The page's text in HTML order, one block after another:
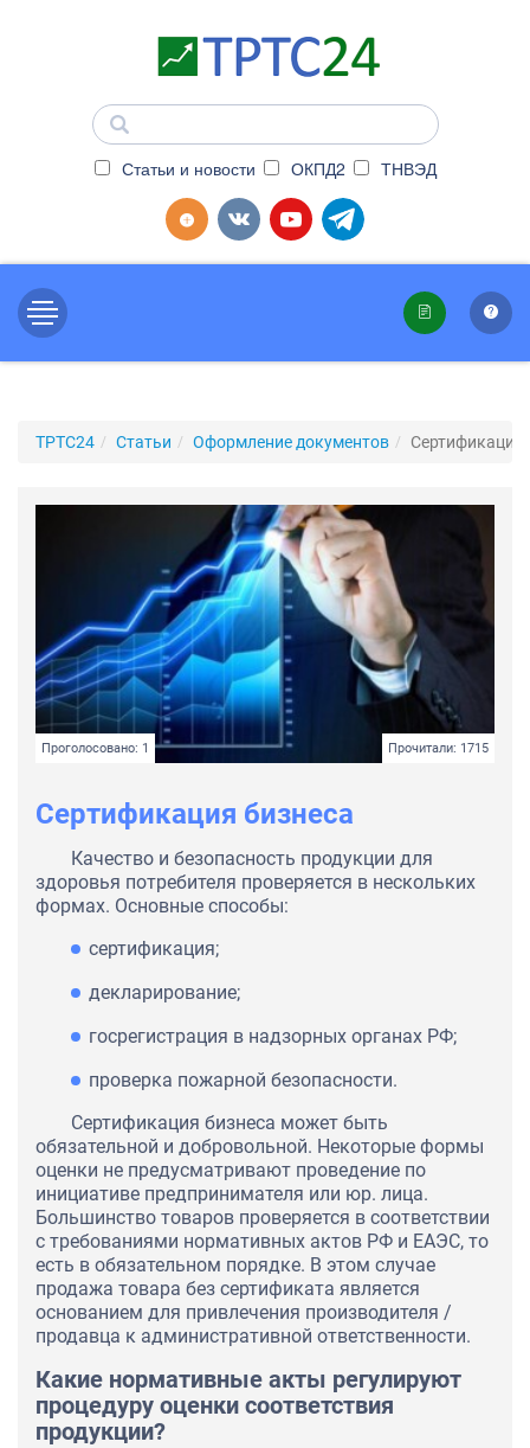
Статьи и новости ОКПД2 ТНВЭД
ТРТС24 Статьи Оформление документов Сертификация
Проголосовано: 1 Прочитали: 1715
Сертификация бизнеса
Качество и безопасность продукции для
здоровья потребителя проверяется в нескольких
формах. Основные способы:
сертификация;
декларирование;
госрегистрация в надзорных органах РФ;
проверка пожарной безопасности.
Сертификация бизнеса может быть
обязательной и добровольной. Некоторые формы
оценки не предусматривают проведение по
инициативе предпринимателя или юр. лица.
Большинство товаров проверяется в соответствии
с требованиями нормативных актов РФ и ЕАЭС, то
есть в обязательном порядке. В этом случае
продажа товара без сертификата является
основанием для привлечения производителя /
продавца к административной ответственности.
Какие нормативные акты регулируют
процедуру оценки соответствия
продукции?